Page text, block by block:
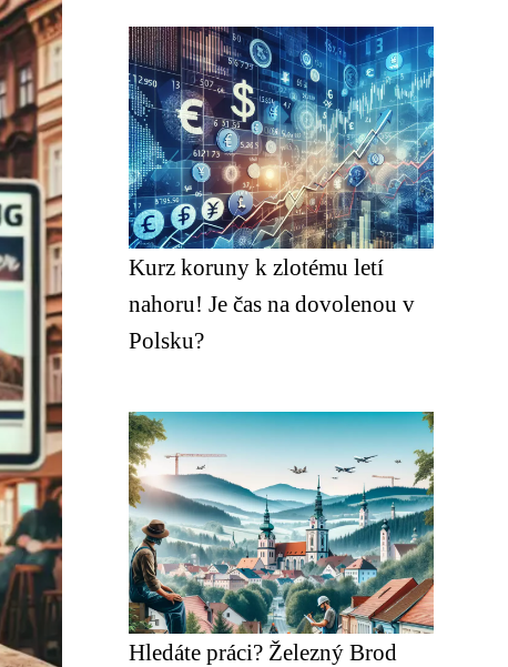
Kurz koruny k zlotému letí
nahoru! Je čas na dovolenou v
Polsku?
Hledáte práci? Železný Brod